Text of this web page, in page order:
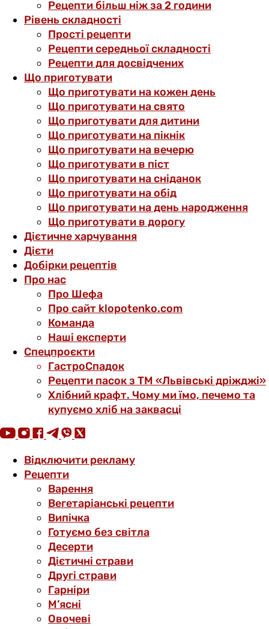
Рецепти більш ніж за 2 години
Рівень складності
Прості рецепти
Рецепти середньої складності
Рецепти для досвідчених
Що приготувати
Що приготувати на кожен день
Що приготувати на свято
Що приготувати для дитини
Що приготувати на пікнік
Що приготувати на вечерю
Що приготувати в піст
Що приготувати на сніданок
Що приготувати на обід
Що приготувати на день народження
Що приготувати в дорогу
Дієтичне харчування
Дієти
Добірки рецептів
Про нас
Про Шефа
Про сайт klopotenko.com
Команда
Наші експерти
Спецпроєкти
ГастроСпадок
Рецепти пасок з ТМ «Львівські дріжджі»
Хлібний крафт. Чому ми їмо, печемо та
купуємо хліб на заквасці
Відключити рекламу
Рецепти
Варення
Вегетаріанські рецепти
Випічка
Готуємо без світла
Десерти
Дієтичні страви
Другі страви
Гарніри
М’ясні
Овочеві